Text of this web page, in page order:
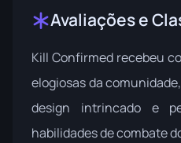
Avaliações e
Kill Confirmed recebeu
elogiosas da
design intrincado e
habilidades de combate